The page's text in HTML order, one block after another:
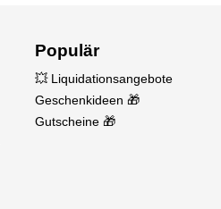
Populär
💥 Liquidationsangebote
Geschenkideen 🎁
Gutscheine 🎁